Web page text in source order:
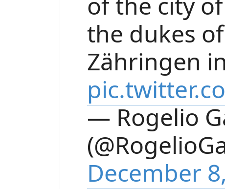
the dukes
Zähringen
— Rogelio
December